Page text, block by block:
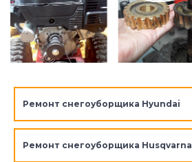
Ремонт снегоуборщика Hyundai
Ремонт снегоуборщика Husqvarna